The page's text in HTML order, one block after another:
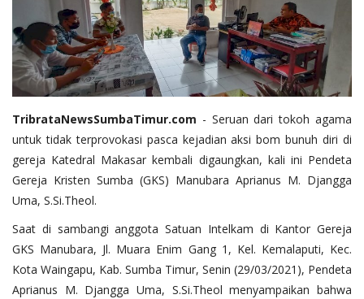
TribrataNewsSumbaTimur.com - Seruan dari tokoh agama
untuk tidak terprovokasi pasca kejadian aksi bom bunuh diri di
gereja Katedral Makasar kembali digaungkan, kali ini Pendeta
Gereja Kristen Sumba (GKS) Manubara Aprianus M. Djangga
Uma, S.Si.Theol.
Saat di sambangi anggota Satuan Intelkam di Kantor Gereja
GKS Manubara, Jl. Muara Enim Gang 1, Kel. Kemalaputi, Kec.
Kota Waingapu, Kab. Sumba Timur, Senin (29/03/2021), Pendeta
Aprianus M. Djangga Uma, S.Si.Theol menyampaikan bahwa